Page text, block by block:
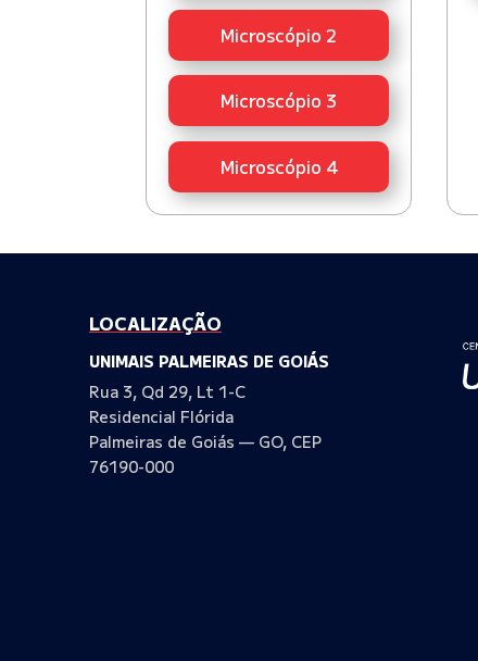
Microscópio 2
Microscópio 3
Microscópio 4
LOCALIZAÇÃO
UNIMAIS PALMEIRAS DE GOIÁS
Rua 3, Qd 29, Lt 1-C
Residencial Flórida
Palmeiras de Goiás — GO, CEP
76190-000